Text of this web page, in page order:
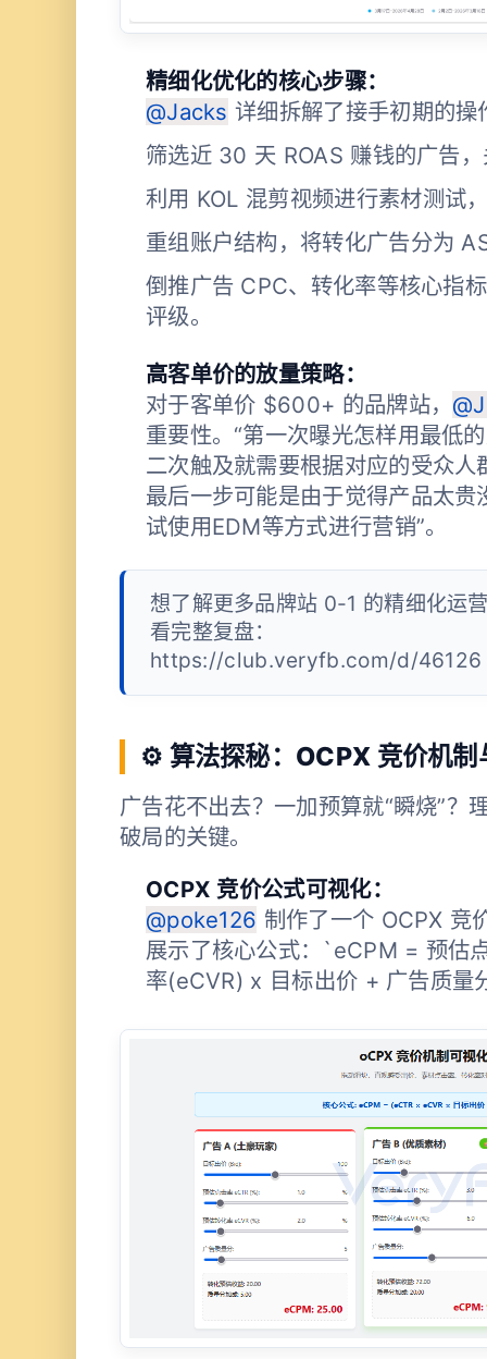
精细化优化的核心步骤：
@Jacks 详细拆解了接手初期的操
筛选近 30 天 ROAS 赚钱的广告
利用 KOL 混剪视频进行素材测试
重组账户结构，将转化广告分为
倒推广告 CPC、转化率等核心指
评级。
高客单价的放量策略：
对于客单价 $600+ 的品牌站，
重要性。“第一次曝光怎样用最低
二次触及就需要根据对应的受众
最后一步可能是由于觉得产品太
试使用EDM等方式进行营销”。
想了解更多品牌站 0-1 的精细化运
看完整复盘：
https://club.veryfb.com/d/46126
⚙️ 算法探秘：OCPX 竞价机制
广告花不出去？一加预算就“瞬烧”？
破局的关键。
OCPX 竞价公式可视化：
@poke126 制作了一个 OCPX 竞
展示了核心公式：`eCPM = 预估
率(eCVR) x 目标出价 + 广告质量